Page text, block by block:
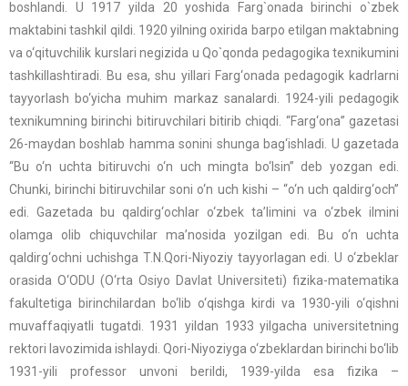
boshlandi. U 1917 yilda 20 yoshida Farg`onada birinchi o`zbеk
maktabini tashkil qildi. 1920 yilning oxirida barpo etilgan maktabning
va o‘qituvchilik kurslari negizida u Qo`qonda pеdagogika tеxnikumini
tashkillashtiradi. Bu esa, shu yillari Farg‘onada pedagogik kadrlarni
tayyorlash bo‘yicha muhim markaz sanalardi. 1924-yili pedagogik
texnikumning birinchi bitiruvchilari bitirib chiqdi. “Farg‘ona” gazetasi
26-maydan boshlab hamma sonini shunga bag‘ishladi. U gazetada
“Bu o‘n uchta bitiruvchi o‘n uch mingta bo‘lsin” deb yozgan edi.
Chunki, birinchi bitiruvchilar soni o‘n uch kishi – “o‘n uch qaldirg‘och”
edi. Gazetada bu qaldirg‘ochlar o‘zbek ta’limini va o‘zbek ilmini
olamga olib chiquvchilar ma’nosida yozilgan edi. Bu o‘n uchta
qaldirg‘ochni uchishga T.N.Qori-Niyoziy tayyorlagan edi. U o‘zbeklar
orasida O‘ODU (O‘rta Osiyo Davlat Universiteti) fizika-matematika
fakultetiga birinchilardan bo‘lib o‘qishga kirdi va 1930-yili o‘qishni
muvaffaqiyatli tugatdi. 1931 yildan 1933 yilgacha universitetning
rektori lavozimida ishlaydi. Qori-Niyoziyga o‘zbeklardan birinchi bo‘lib
1931-yili professor unvoni berildi, 1939-yilda esa fizika –